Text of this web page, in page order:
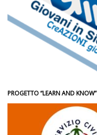
PROGETTO “LEARN AND KNOW”